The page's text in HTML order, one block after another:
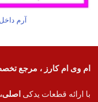
آرم
ام وی ام کارز ، مرجع
با ارائه قطعات یدکی